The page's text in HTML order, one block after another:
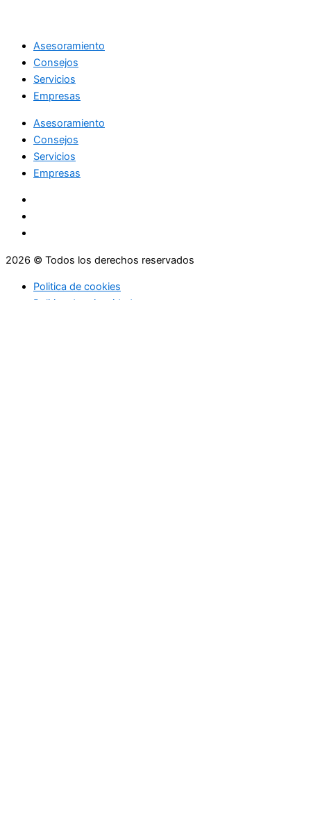
Asesoramiento
Consejos
Servicios
Empresas
Asesoramiento
Consejos
Servicios
Empresas
2026 © Todos los derechos reservados
Politica de cookies
Politica de privacidad